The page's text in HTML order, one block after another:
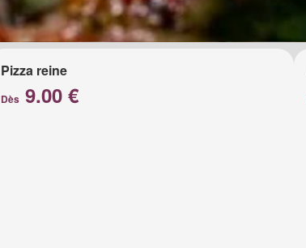
Pizza reine
Dès9.00 €